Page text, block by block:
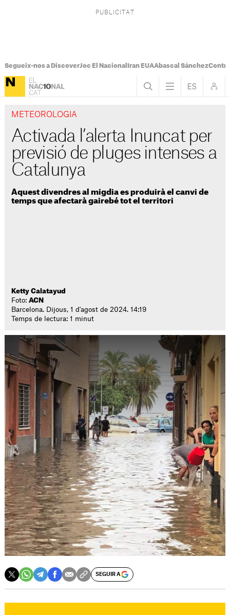
Segueix-nos a DiscoverJoc El Nacional Iran EUAAbascal Sánchez
METEOROLOGIA
Activada l’alerta Inuncat per
previsió de pluges intenses a
Catalunya
Aquest divendres al migdia es produirà el canvi de
temps que afectarà gairebé tot el territori
Ketty Calatayud
Foto:ACN
Barcelona. Dijous, 1 d'agost de 2024. 14:19
Temps de lectura: 1 minut
SEGUIR A